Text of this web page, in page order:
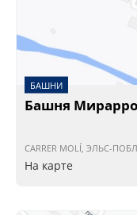
БАШНИ
Башня
CARRER MOLÍ, ЭЛЬС-
На карте